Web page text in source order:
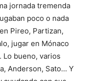
jornada tremenda
poco o nada
Pireo, Partizan,
jugar en Mónaco
Lo bueno, varios
Anderson, Sato… Y